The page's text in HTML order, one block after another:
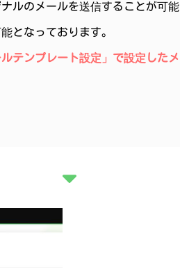
ルのメールを送信することが可能
となっております。
テンプレート設定」で設定した